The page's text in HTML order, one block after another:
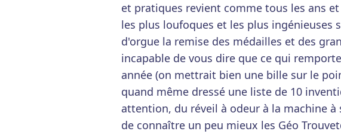
et pratiques revient comme tous les ans
les plus loufoques et les plus ingénieuses
d'orgue la remise des médailles et des
incapable de vous dire que ce qui
année (on mettrait bien une bille sur le
quand même dressé une liste de 10
attention, du réveil à odeur à la machine
de connaître un peu mieux les Géo